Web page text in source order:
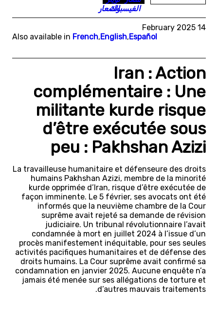
14 February 2025
Also available in French,English,Español
Iran : Action
complémentaire : Une
militante kurde risque
d’être exécutée sous
peu : Pakhshan Azizi
La travailleuse humanitaire et défenseure des droits
humains Pakhshan Azizi, membre de la minorité
kurde opprimée d’Iran, risque d’être exécutée de
façon imminente. Le 5 février, ses avocats ont été
informés que la neuvième chambre de la Cour
suprême avait rejeté sa demande de révision
judiciaire. Un tribunal révolutionnaire l’avait
condamnée à mort en juillet 2024 à l’issue d’un
procès manifestement inéquitable, pour ses seules
activités pacifiques humanitaires et de défense des
droits humains. La Cour suprême avait confirmé sa
condamnation en janvier 2025. Aucune enquête n’a
jamais été menée sur ses allégations de torture et
d’autres mauvais traitements.